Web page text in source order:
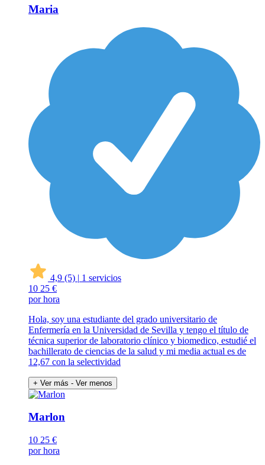
Maria
4,9 (5) | 1 servicios
10 25 €
por hora
Hola, soy una estudiante del grado universitario de
Enfermería en la Universidad de Sevilla y tengo el título de
técnica superior de laboratorio clínico y biomedico, estudié el
bachillerato de ciencias de la salud y mi media actual es de
12,67 con la selectividad
+ Ver más - Ver menos
Marlon
10 25 €
por hora